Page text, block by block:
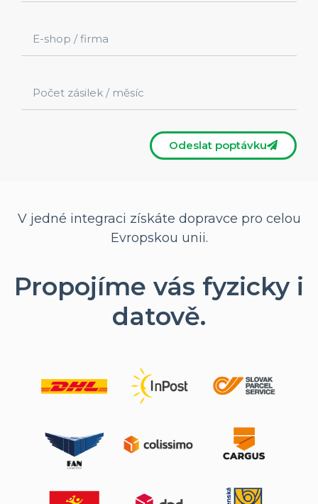
Odeslat poptávku
V jedné integraci získáte dopravce pro celou
Evropskou unii.
Propojíme vás fyzicky i
datově.